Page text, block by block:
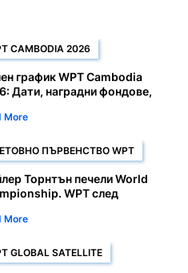
CAMBODIA 2026
график WPT Cambodia
Дати, наградни фондове,
More
ПЪРВЕНСТВО WPT
Торнтън печели World
WPT след
More
GLOBAL SATELLITE